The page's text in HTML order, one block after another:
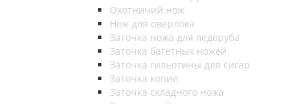
Охотничий нож
Нож для оверлока
Заточка ножа для ледоруба
Заточка багетных ножей
Заточка гильотины для сигар
Заточка копие
Заточка складного ножа